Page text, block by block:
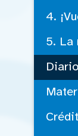
4.
5. La